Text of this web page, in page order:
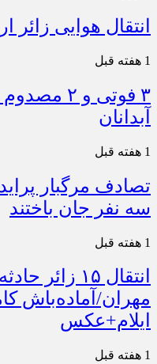
انتقال هوایی زائر
1 هفته قبل
۳ فوتی و
آبدانان
1 هفته قبل
تصادف مرگبار
سه نفر جان باختند
1 هفته قبل
انتقال ۱۵
مهران/آماده‌باش
ایلام+عکس
1 هفته قبل